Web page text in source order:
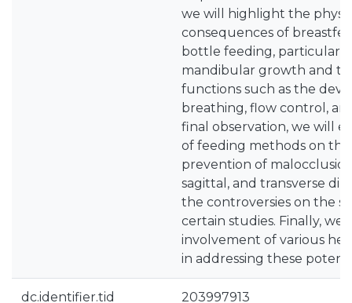
we will highlight the
consequences of
bottle feeding,
mandibular growth and
functions such as the
breathing, flow control,
final observation, we will
of feeding methods on
prevention of
sagittal, and transverse
the controversies on the
certain studies. Finally, we
involvement of various
in addressing these
dc.identifier.tid 203997913